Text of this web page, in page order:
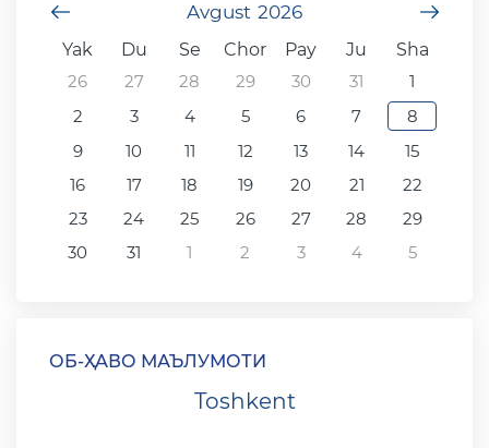
Avgust 2026
Yak
Du Se Chor Pay Ju
Sha
26
27 28 29 30 31
1
2
3 4 5 6 7
8
9
10 11 12 13 14
15
16
17 18 19 20 21
22
23
24 25 26 27 28
29
30
31 1 2 3 4 5
ОБ-ҲАВО МАЪЛУМОТИ
Toshkent